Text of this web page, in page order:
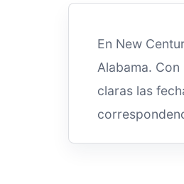
En New
Alabama.
claras las